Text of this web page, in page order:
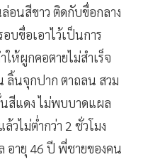
อนสีขาว ติดกับขื่อกลาง
บขื่อเอาไว้เป็นการ
ห้ผูกคอตายไม่สำเร็จ
ลิ้นจุกปาก ตาถลน สวม
นสีแดง ไม่พบบาดแผล
วไม่ต่ำกว่า 2 ชั่วโมง
อายุ 46 ปี พี่ชายของคน